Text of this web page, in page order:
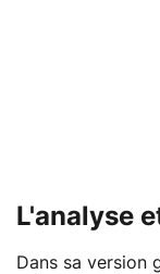
L'analyse
Dans sa version